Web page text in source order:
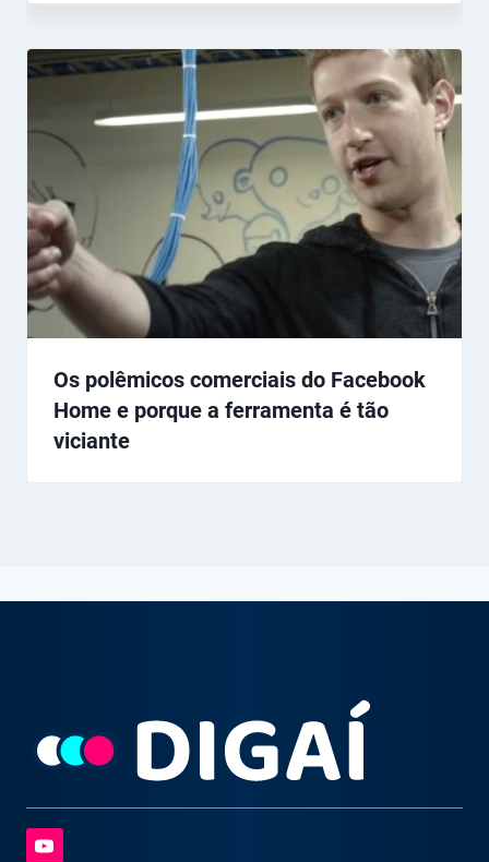
Os polêmicos comerciais do Facebook
Home e porque a ferramenta é tão
viciante